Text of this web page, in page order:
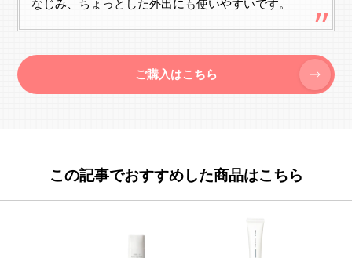
ご購入はこちら
この記事でおすすめした商品はこちら